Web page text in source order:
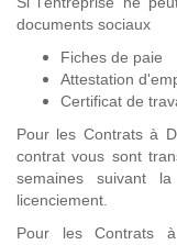
documents sociaux
Fiches de paie
Attestation
Certificat de
Pour les Contrats à
contrat vous sont
semaines suivant
licenciement.
Pour les Contrats